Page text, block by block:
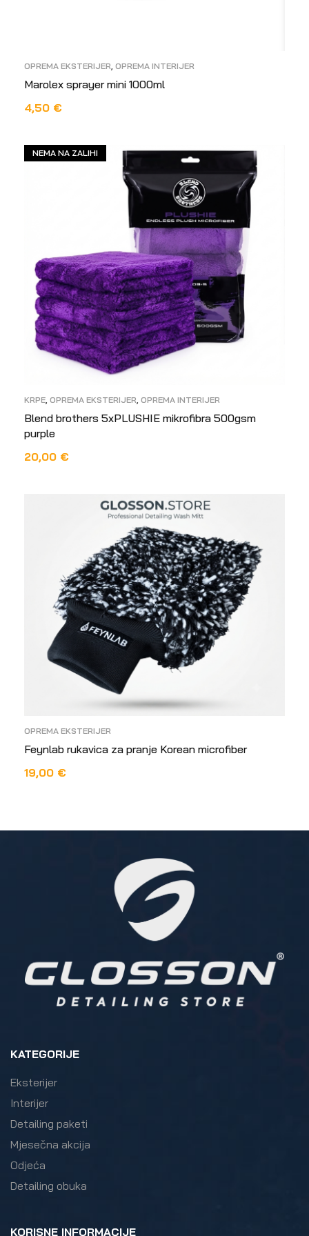
OPREMA EKSTERIJER, OPREMA INTERIJER
Marolex sprayer mini 1000ml
4,50 €
NEMA NA ZALIHI
KRPE, OPREMA EKSTERIJER, OPREMA INTERIJER
Blend brothers 5xPLUSHIE mikrofibra 500gsm
purple
20,00 €
OPREMA EKSTERIJER
Feynlab rukavica za pranje Korean microfiber
19,00 €
KATEGORIJE
Eksterijer
Interijer
Detailing paketi
Mjesečna akcija
Odjeća
Detailing obuka
KORISNE INFORMACIJE